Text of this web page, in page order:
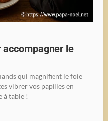
accompagner le
qui magnifient le foie
vibrer vos papilles en
à table !